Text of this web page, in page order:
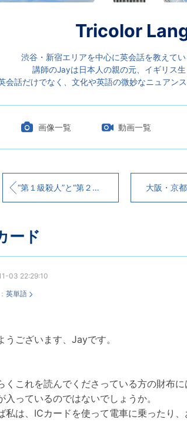
Tricolor
渋谷・新宿エリアを中心に英会話を教えて
講師のJayは日本人の親の元、イギリス生
会話だけでなく、文化や英語の微妙なニュアン
画像一覧 動画一覧
“第１級殺人”と“第２級殺人”の違い
ード
03 22:29:10
英単語
うございます、Jayです。
くこれを読んでくださっている方の財布
入っているのではないでしょうか。
私は、ICカードを使って電車に乗ったり、